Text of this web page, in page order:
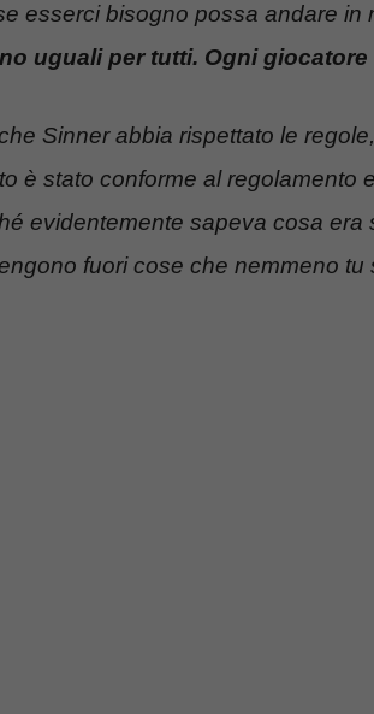
esserci bisogno possa andare in
uguali per tutti. Ogni
Sinner abbia rispettato le
è stato conforme al regolamento
evidentemente sapeva cosa era
fuori cose che nemmeno tu